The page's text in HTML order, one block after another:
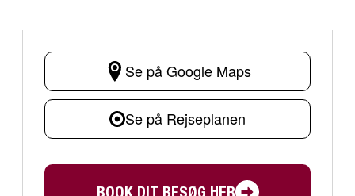
Se på Google Maps
Se på Rejseplanen
BOOK DIT BESØG HER